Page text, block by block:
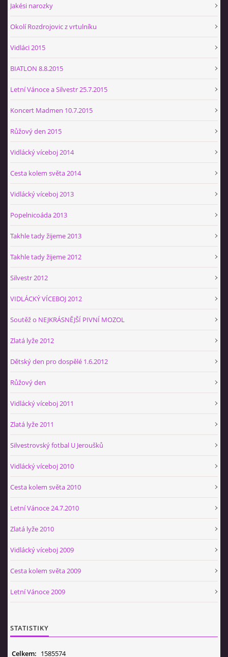
Jakési narozky
Okolí Rozdrojovic z vrtulníku
Vidláci 2015
BIATLON 8.8.2015
Letní Vánoce a Silvestr 25.7.2015
Koncert Madmen 10.7.2015
Růžový den 2015
Vidlácký víceboj 2014
Cesta kolem světa 2014
Vidlácký víceboj 2013
Popelnicoáda 2013
Takhle tady žijeme 2013
Takhle tady žijeme 2012
Silvestr 2012
VIDLÁCKÝ VÍCEBOJ 2012
Soutěž o NEJKRÁSNĚJŠÍ PIVNÍ MOZOL
Zlatá lyže 2012
Dětský den pro dospělé 1.6.2012
Růžový den
Vidlácký víceboj 2011
Zlatá lyže 2011
Silvestrovský fotbal U Jeroušků
Vidlácký víceboj 2010
Cesta kolem světa 2010
Letní Vánoce 24.7.2010
Zlatá lyže 2010
Vidlácký víceboj 2009
Cesta kolem světa 2009
Letní Vánoce 2009
STATISTIKY
Celkem: 1585574